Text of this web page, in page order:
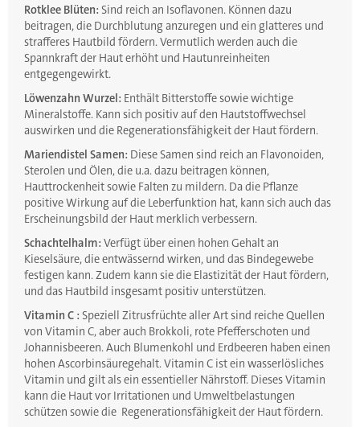
Rotklee Blüten: Sind reich an Isoflavonen. Können dazu
beitragen, die Durchblutung anzuregen und ein glatteres und
strafferes Hautbild fördern. Vermutlich werden auch die
Spannkraft der Haut erhöht und Hautunreinheiten
entgegengewirkt.
Löwenzahn Wurzel: Enthält Bitterstoffe sowie wichtige
Mineralstoffe. Kann sich positiv auf den Hautstoffwechsel
auswirken und die Regenerationsfähigkeit der Haut fördern.
Mariendistel Samen: Diese Samen sind reich an Flavonoiden,
Sterolen und Ölen, die u.a. dazu beitragen können,
Hauttrockenheit sowie Falten zu mildern. Da die Pflanze
positive Wirkung auf die Leberfunktion hat, kann sich auch das
Erscheinungsbild der Haut merklich verbessern.
Schachtelhalm: Verfügt über einen hohen Gehalt an
Kieselsäure, die entwässernd wirken, und das Bindegewebe
festigen kann. Zudem kann sie die Elastizität der Haut fördern,
und das Hautbild insgesamt positiv unterstützen.
Vitamin C : Speziell Zitrusfrüchte aller Art sind reiche Quellen
von Vitamin C, aber auch Brokkoli, rote Pfefferschoten und
Johannisbeeren. Auch Blumenkohl und Erdbeeren haben einen
hohen Ascorbinsäuregehalt. Vitamin C ist ein wasserlösliches
Vitamin und gilt als ein essentieller Nährstoff. Dieses Vitamin
kann die Haut vor Irritationen und Umweltbelastungen
schützen sowie die Regenerationsfähigkeit der Haut fördern.